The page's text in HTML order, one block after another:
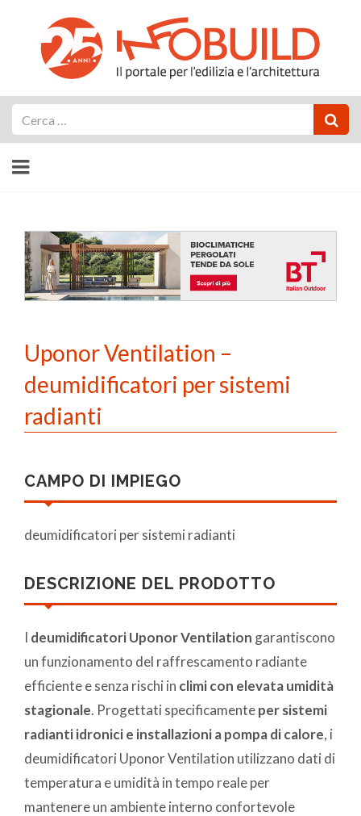
Uponor Ventilation –
deumidificatori per sistemi
radianti
CAMPO DI IMPIEGO
deumidificatori per sistemi radianti
DESCRIZIONE DEL PRODOTTO
I deumidificatori Uponor Ventilation garantiscono
un funzionamento del raffrescamento radiante
efficiente e senza rischi in climi con elevata umidità
stagionale. Progettati specificamenteper sistemi
radianti idronici e installazioni a pompa di calore, i
deumidificatori Uponor Ventilation utilizzano dati di
temperatura e umidità in tempo reale per
mantenere un ambiente interno confortevole